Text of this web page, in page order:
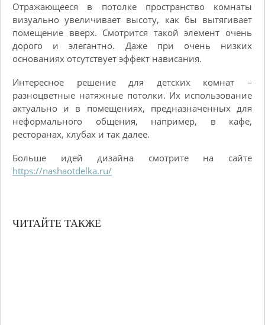
Отражающееся в потолке пространство комнаты
визуально увеличивает высоту, как бы вытягивает
помещение вверх. Смотрится такой элемент очень
дорого и элегантно. Даже при очень низких
основаниях отсутствует эффект нависания.
Интересное решение для детских комнат –
разноцветные натяжные потолки. Их использование
актуально и в помещениях, предназначенных для
неформального общения, например, в кафе,
ресторанах, клубах и так далее.
Больше идей дизайна смотрите на сайте
https://nashaotdelka.ru/
ЧИТАЙТЕ ТАКЖЕ